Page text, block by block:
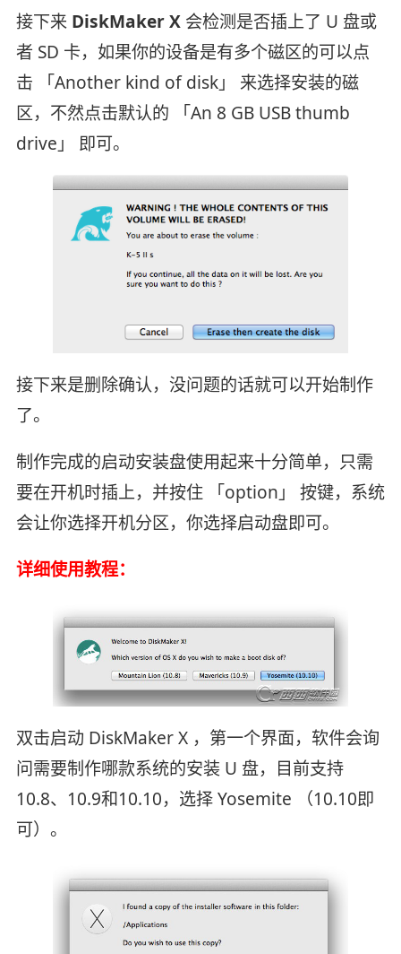
接下来 DiskMaker X会检测是否插上了 U 盘或
者 SD 卡，如果你的设备是有多个磁区的可以点
击 「Another kind of disk」 来选择安装的磁
区，不然点击默认的 「An 8 GB USB thumb
drive」 即可。
接下来是删除确认，没问题的话就可以开始制作
了。
制作完成的启动安装盘使用起来十分简单，只需
要在开机时插上，并按住 「option」 按键，系统
会让你选择开机分区，你选择启动盘即可。
详细使用教程：
双击启动 DiskMaker X ，第一个界面，软件会询
问需要制作哪款系统的安装 U 盘，目前支持
10.8、10.9和10.10，选择 Yosemite （10.10即
可）。